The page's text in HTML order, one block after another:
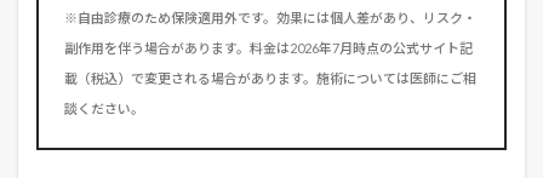
※自由診療のため保険適用外です。効果には個人差があり、リスク・
副作用を伴う場合があります。料金は2026年7月時点の公式サイト記
載（税込）で変更される場合があります。施術については医師にご相
談ください。